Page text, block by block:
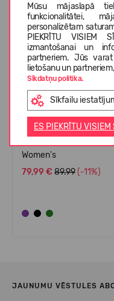
Mūsu mājaslapā
funkcionalitātei,
personalizētam
PIEKRĪTU VISIEM
izmantošanai un
partneriem. Jūs
lietošanu un
Sīkdatņu politika.
Sīkfailu
ES PIEKRĪTU VISIEM
-11%
WATERPROOF
Columbia Arcadia II
Women's
79,99 € 89.99 (-11%)
JAUNUMU VĒSTULES